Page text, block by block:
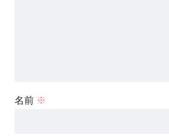
名前 ※